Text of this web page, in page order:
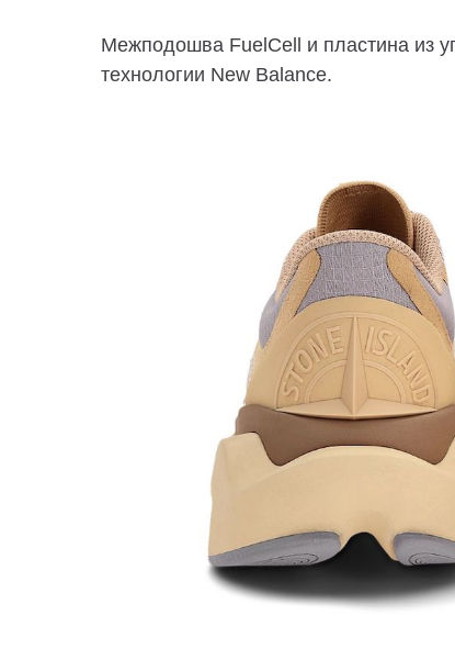
Межподошва FuelCell и пластина из
технологии New Balance.